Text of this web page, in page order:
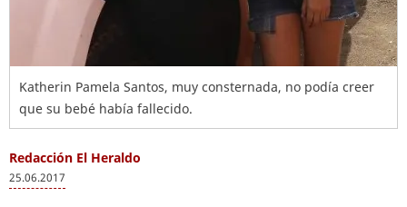
Katherin Pamela Santos, muy consternada, no podía creer
que su bebé había fallecido.
Redacción El Heraldo
25.06.2017